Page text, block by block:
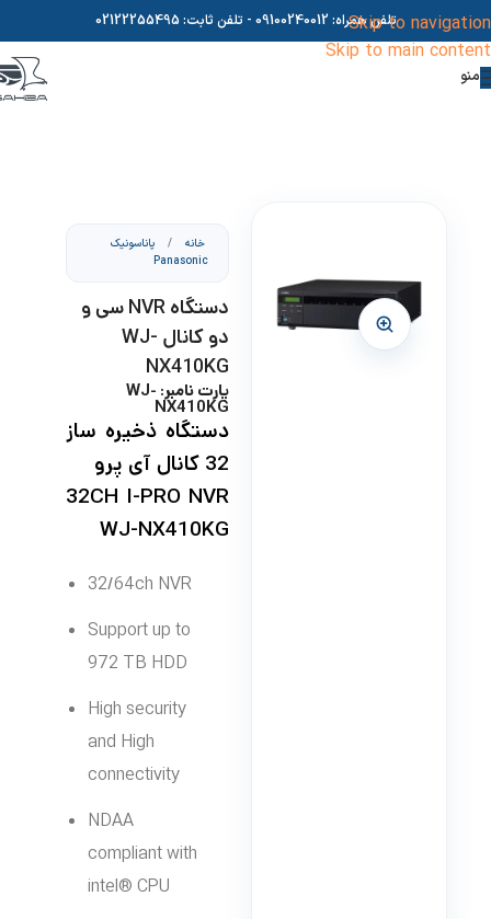
Skip to navigation
Skip to main content
تلفن همراه: 09100240012 - تلفن ثابت: 02122255495
منو
خانه /
پاناسونیک
Panasonic
دستگاه NVR سی و
دو کانال WJ-
NX410KG
پارت نامبر: WJ-
NX410KG
دستگاه ذخیره ساز
32 کانال آی پرو
32CH I-PRO NVR
WJ-NX410KG
32/64ch NVR
Support up to
972 TB HDD
High security
and High
connectivity
NDAA
compliant with
intel® CPU